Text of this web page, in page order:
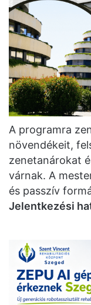
A programra
növendékeit,
zenetanárokat
várnak. A
és passzív
Jelentkezési